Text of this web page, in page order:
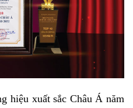
hiệu xuất sắc Châu Á năm